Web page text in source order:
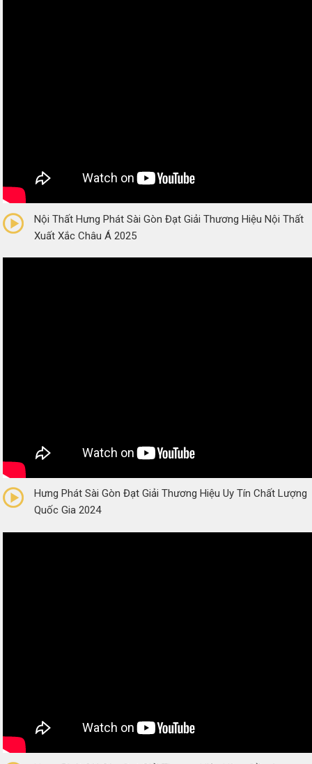
(0 Reviews)
Nội Thất Hưng Phát Sài Gòn Đạt Giải Thương Hiệu Nội Thất
Xuất Xắc Châu Á 2025
(0 Reviews)
Hưng Phát Sài Gòn Đạt Giải Thương Hiệu Uy Tín Chất Lượng
Quốc Gia 2024
(0 Reviews)